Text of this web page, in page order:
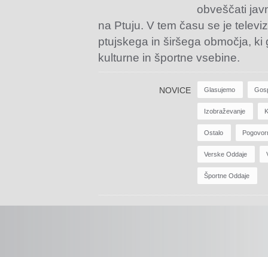
obveščati
na Ptuju. V tem času se je
ptujskega in širšega območja,
kulturne in športne vsebine.
NOVICE Glasujemo
Izobraževanje
Ostalo
Verske Oddaje
Športne Oddaje